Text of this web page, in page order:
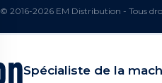
© 2016-2026 EM Distribution - Tous
Spécialiste de la